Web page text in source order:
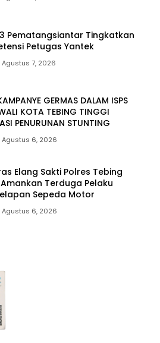
Pematangsiantar Tingkatkan
Petugas Yantek
Agustus 7, 2026
GERMAS DALAM ISPS
KOTA TEBING TINGGI
PENURUNAN STUNTING
Agustus 6, 2026
Elang Sakti Polres Tebing
Terduga Pelaku
Sepeda Motor
Agustus 6, 2026